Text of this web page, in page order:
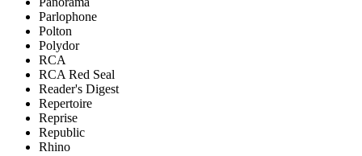
Parlophone
Polton
Polydor
RCA
RCA Red Seal
Reader's Digest
Repertoire
Reprise
Republic
Rhino